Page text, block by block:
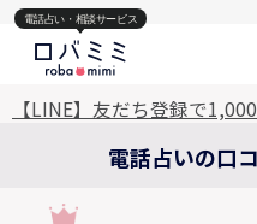
電話占い・相談サービス
【LINE】友だち登録で
電話占いの口